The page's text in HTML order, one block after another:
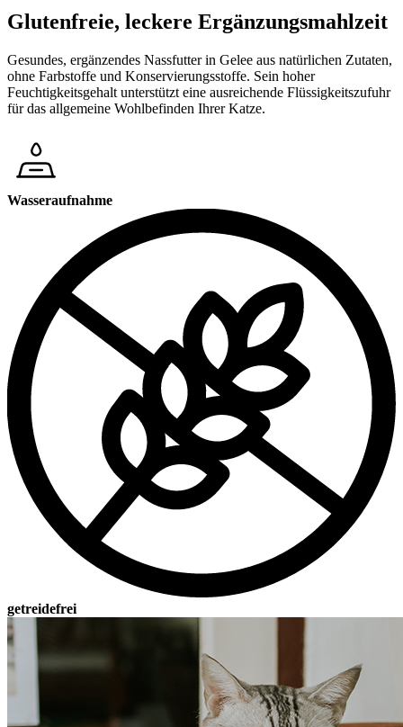
Glutenfreie, leckere Ergänzungsmahlzeit
Gesundes, ergänzendes Nassfutter in Gelee aus natürlichen Zutaten,
ohne Farbstoffe und Konservierungsstoffe. Sein hoher
Feuchtigkeitsgehalt unterstützt eine ausreichende Flüssigkeitszufuhr
für das allgemeine Wohlbefinden Ihrer Katze.
Wasseraufnahme
getreidefrei